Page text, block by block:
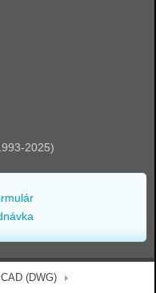
2025)
(DWG)